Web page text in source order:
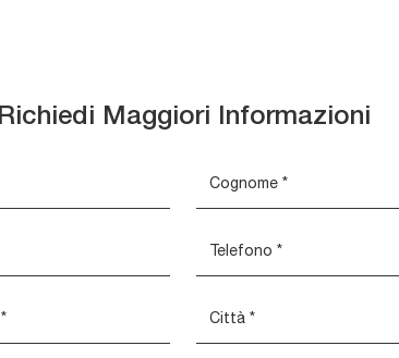
Richiedi Maggiori Informazioni